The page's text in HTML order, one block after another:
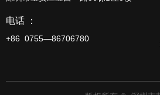
电话 ：
+86 0755—86706780